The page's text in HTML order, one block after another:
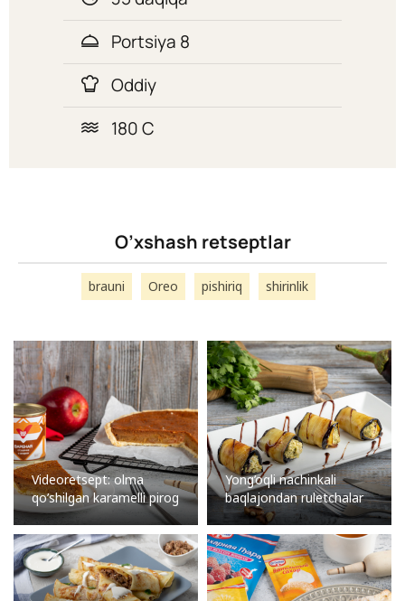
Portsiya 8
Oddiy
180 C
O’xshash retseptlar
brauni Oreo pishiriq shirinlik
Videoretsept: olma
qo’shilgan karamelli pirog
Yong’oqli nachinkali
baqlajondan ruletchalar